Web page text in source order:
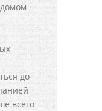
до
всего